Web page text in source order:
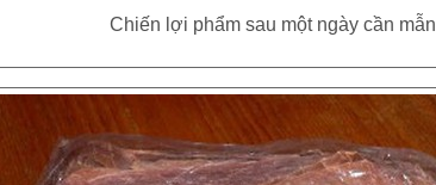
Chiến lợi phẩm sau một ngày cần mẫn